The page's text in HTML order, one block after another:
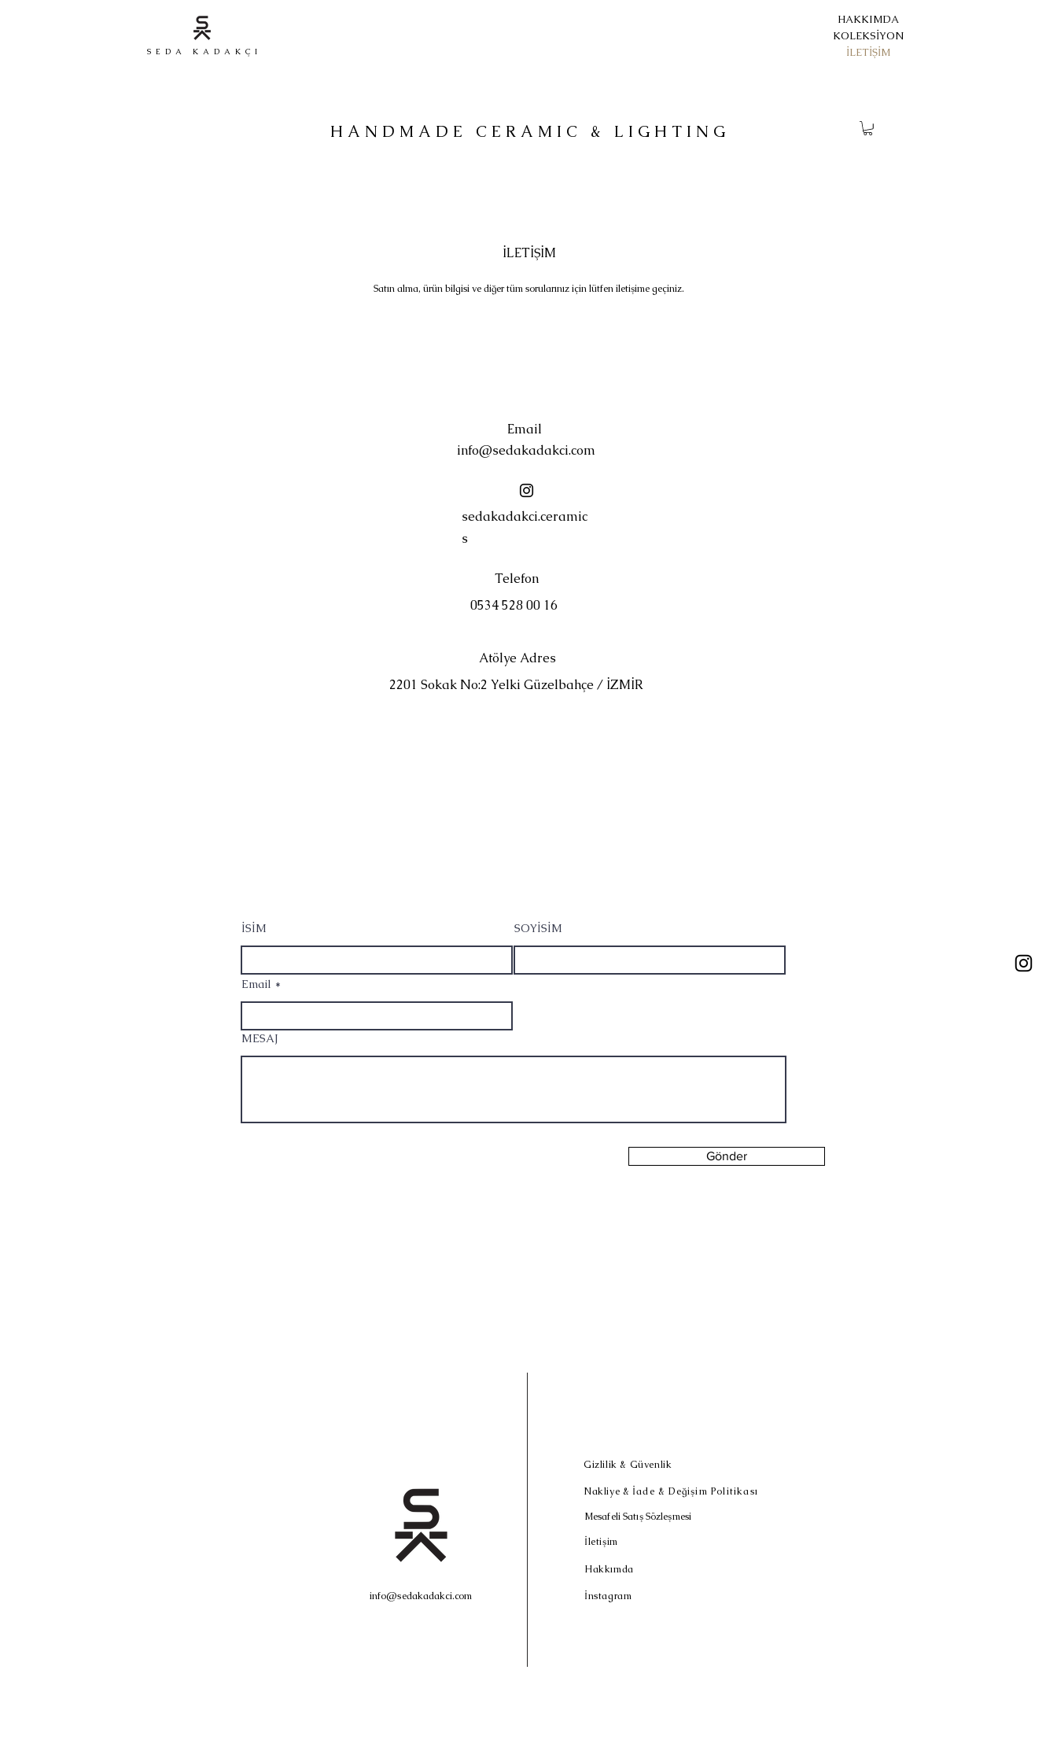
SEDA KADAKÇI
HAKKIMDA
KOLEKSİYON
İLETİŞİM
HANDMADE CERAMIC & LIGHTING
İLETİŞİM
Satın alma, ürün bilgisi ve diğer tüm sorularınız için lütfen iletişime geçiniz.
Email
info@sedakadakci.com
sedakadakci.ceramic
s
Telefon
0534 528 00 16
Atölye Adres
2201 Sokak No:2 Yelki Güzelbahçe / İZMİR
İSİM SOYİSİM
Email
MESAJ
Gönder
info@sedakadakci.com
Gizlilik & Güvenlik
Nakliye & İade & Değişim Politikası
Mesafeli Satış Sözleşmesi
İletişim
Hakkımda
İnstagram